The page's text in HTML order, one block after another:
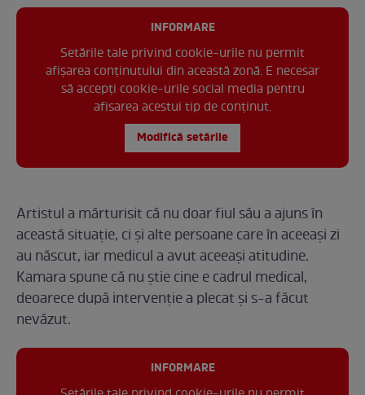
INFORMARE
Setările tale privind cookie-urile nu permit
afișarea conținutului din această zonă. E necesar
să accepți cookie-urile social media pentru
afisarea acestui tip de conținut.
Modifică setările
Artistul a mărturisit că nu doar fiul său a ajuns în
această situație, ci și alte persoane care în aceeași zi
au născut, iar medicul a avut aceeași atitudine.
Kamara spune că nu știe cine e cadrul medical,
deoarece după intervenție a plecat și s-a făcut
nevăzut.
INFORMARE